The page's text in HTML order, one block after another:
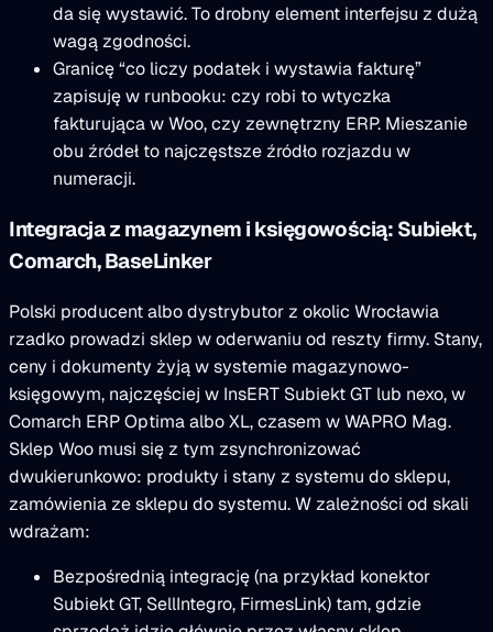
da się wystawić. To drobny element interfejsu z dużą
wagą zgodności.
Granicę “co liczy podatek i wystawia fakturę”
zapisuję w runbooku: czy robi to wtyczka
fakturująca w Woo, czy zewnętrzny ERP. Mieszanie
obu źródeł to najczęstsze źródło rozjazdu w
numeracji.
Integracja z magazynem i księgowością: Subiekt,
Comarch, BaseLinker
Polski producent albo dystrybutor z okolic Wrocławia
rzadko prowadzi sklep w oderwaniu od reszty firmy. Stany,
ceny i dokumenty żyją w systemie magazynowo-
księgowym, najczęściej w InsERT Subiekt GT lub nexo, w
Comarch ERP Optima albo XL, czasem w WAPRO Mag.
Sklep Woo musi się z tym zsynchronizować
dwukierunkowo: produkty i stany z systemu do sklepu,
zamówienia ze sklepu do systemu. W zależności od skali
wdrażam:
Bezpośrednią integrację (na przykład konektor
Subiekt GT, SellIntegro, FirmesLink) tam, gdzie